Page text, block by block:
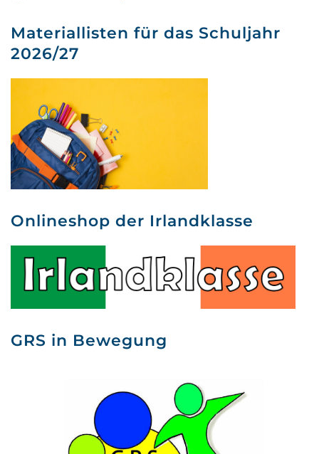
Materiallisten für das Schuljahr
2026/27
Onlineshop der Irlandklasse
GRS in Bewegung